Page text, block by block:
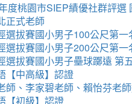
桃園市SIEP績優社群評選
正式老師
選拔賽國小男子100公尺第一
拔賽國小男子200公尺第
選拔賽國小男子壘球躑遠 第
【中高級】認證
、李家碧老師、賴怡芬老
【初級】認證